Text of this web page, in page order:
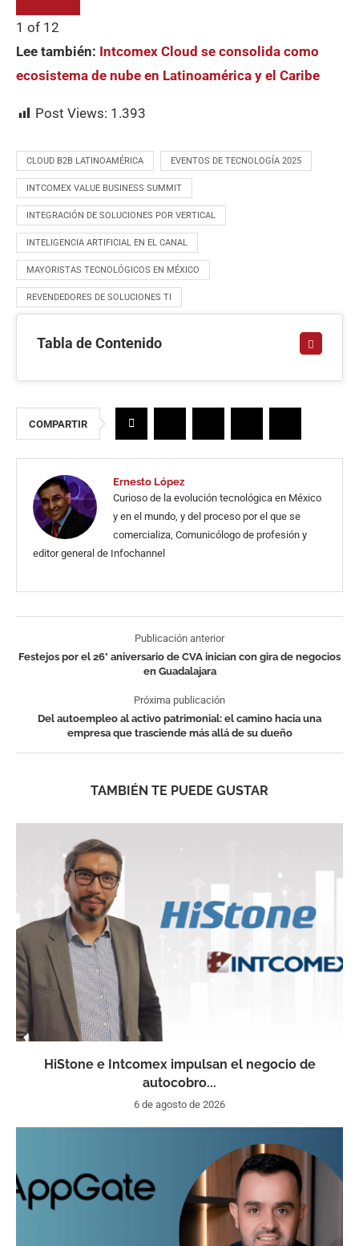
1 of 12
Lee también: Intcomex Cloud se consolida como
ecosistema de nube en Latinoamérica y el Caribe
Post Views: 1.393
CLOUD B2B LATINOAMÉRICA EVENTOS DE TECNOLOGÍA 2025
INTCOMEX VALUE BUSINESS SUMMIT
INTEGRACIÓN DE SOLUCIONES POR VERTICAL
INTELIGENCIA ARTIFICIAL EN EL CANAL
MAYORISTAS TECNOLÓGICOS EN MÉXICO
REVENDEDORES DE SOLUCIONES TI
Tabla de Contenido
COMPARTIR
Ernesto López
Curioso de la evolución tecnológica en México
y en el mundo, y del proceso por el que se
comercializa, Comunicólogo de profesión y
editor general de Infochannel
Publicación anterior
Festejos por el 26° aniversario de CVA inician con gira de negocios
en Guadalajara
Próxima publicación
Del autoempleo al activo patrimonial: el camino hacia una
empresa que trasciende más allá de su dueño
TAMBIÉN TE PUEDE GUSTAR
HiStone e Intcomex impulsan el negocio de
autocobro...
6 de agosto de 2026